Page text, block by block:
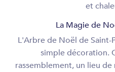
et
La Magie de
L'Arbre de Noël de
simple décoration.
rassemblement, un lieu